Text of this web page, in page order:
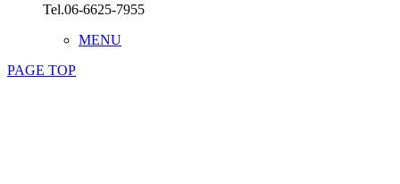
Tel.06-6625-7955
MENU
PAGE TOP